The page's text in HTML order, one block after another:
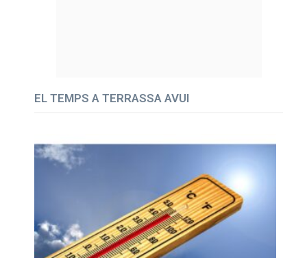
EL TEMPS A TERRASSA AVUI